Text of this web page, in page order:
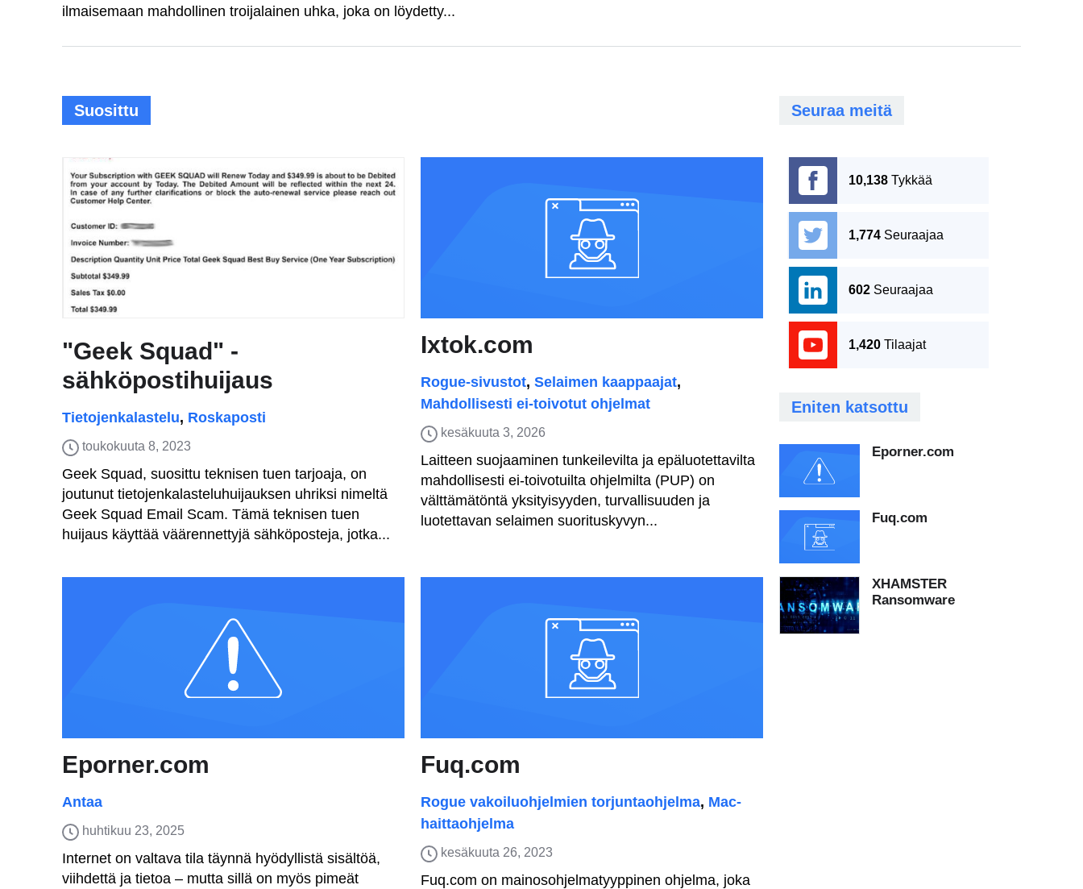
ilmaisemaan mahdollinen troijalainen uhka, joka on löydetty...
Suosittu
"Geek Squad" -
sähköpostihuijaus
Tietojenkalastelu, Roskaposti
toukokuuta 8, 2023
Geek Squad, suosittu teknisen tuen tarjoaja, on
joutunut tietojenkalasteluhuijauksen uhriksi nimeltä
Geek Squad Email Scam. Tämä teknisen tuen
huijaus käyttää väärennettyjä sähköposteja, jotka...
Ixtok.com
Rogue-sivustot, Selaimen kaappaajat,
Mahdollisesti ei-toivotut ohjelmat
kesäkuuta 3, 2026
Laitteen suojaaminen tunkeilevilta ja epäluotettavilta
mahdollisesti ei-toivotuilta ohjelmilta (PUP) on
välttämätöntä yksityisyyden, turvallisuuden ja
luotettavan selaimen suorituskyvyn...
Eporner.com
Antaa
huhtikuu 23, 2025
Internet on valtava tila täynnä hyödyllistä sisältöä,
viihdettä ja tietoa – mutta sillä on myös pimeät
Fuq.com
Rogue vakoiluohjelmien torjuntaohjelma, Mac-
haittaohjelma
kesäkuuta 26, 2023
Fuq.com on mainosohjelmatyyppinen ohjelma, joka
Seuraa meitä
10,138 Tykkää
1,774 Seuraajaa
602 Seuraajaa
1,420 Tilaajat
Eniten katsottu
Eporner.com
Fuq.com
XHAMSTER
Ransomware